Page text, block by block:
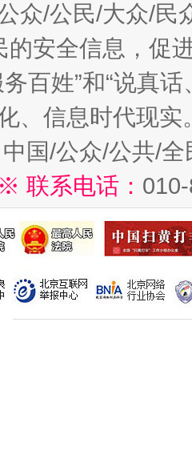
众/公民/大众/民
的安全信息，促
百姓”和“说真
、信息时代现实
中国/公众/公共/
※ 联系电话：